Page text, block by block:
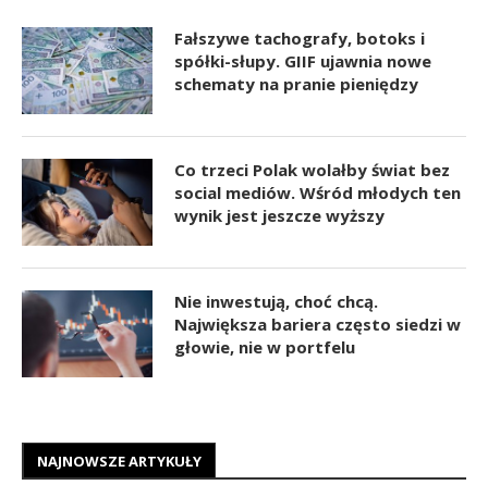
Fałszywe tachografy, botoks i
spółki-słupy. GIIF ujawnia nowe
schematy na pranie pieniędzy
Co trzeci Polak wolałby świat bez
social mediów. Wśród młodych ten
wynik jest jeszcze wyższy
Nie inwestują, choć chcą.
Największa bariera często siedzi w
głowie, nie w portfelu
NAJNOWSZE ARTYKUŁY